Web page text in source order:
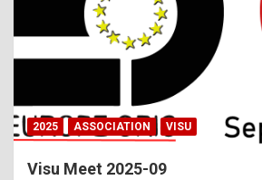
,
2025 ASSOCIATION VISU
Visu Meet 2025-09